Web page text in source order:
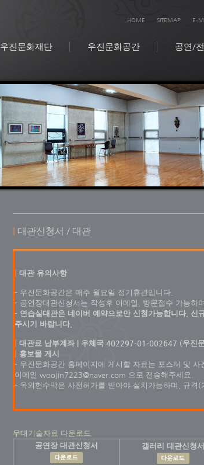
HOME SITEMAP E-
우진문화재단 우진문화공간 공연/
| 대관신청서 / 대관
대관 유의사항
- 우진문화공간은 매주 월요일 정기휴관입니다.
- 공연장대관신청서는 작성후 이메일, 방문접수 가능하
- 연습실대관은 네이버 예약으로만 신청가능합니다. 신
주시기 바랍니다.
대관료 납부계좌 | 우체국 402297-01-002647 (우진
홍보물 게시
- 우진문화공간 홈페이지에 게시할 자료는 포스터 및
이메일 woojin7223@naver.com 으로 전송해주세요.
- 옥외현수막은 사전허가를 받아야 설치가능하며, 규
무대기술자료 다운로드
공연장 대관신청서
갤러리 대관신청서